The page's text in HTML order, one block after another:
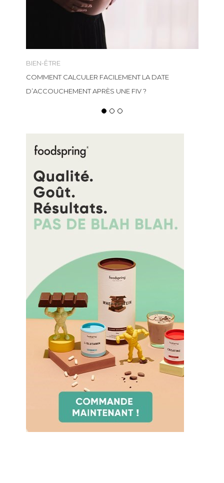
LIFESTYLE
SNEAKIN.FR EST-CE UN SITE FIABLE POUR ACHETER
DES BASKETS ?